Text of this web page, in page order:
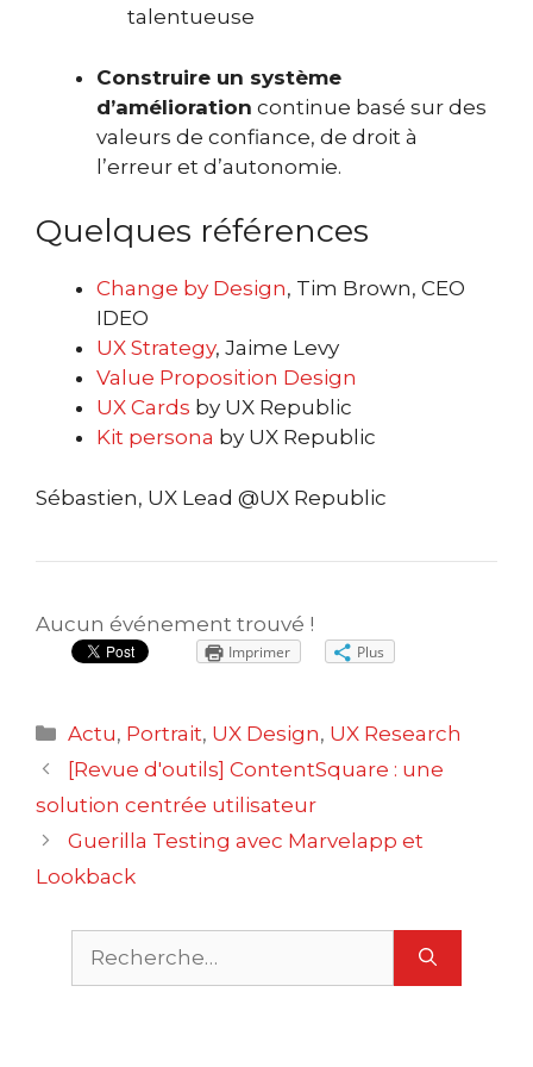
talentueuse
Construire un système
d’amélioration continue basé sur des
valeurs de confiance, de droit à
l’erreur et d’autonomie.
Quelques références
Change by Design, Tim Brown, CEO
IDEO
UX Strategy, Jaime Levy
Value Proposition Design
UX Cards by UX Republic
Kit persona by UX Republic
Sébastien, UX Lead @UX Republic
Aucun événement trouvé !
Imprimer Plus
Catégories
Actu, Portrait, UX Design, UX Research
Navigation
des
[Revue d'outils] ContentSquare : une
solution centrée utilisateur
Guerilla Testing avec Marvelapp et
Lookback